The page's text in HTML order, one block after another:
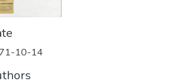
10-14